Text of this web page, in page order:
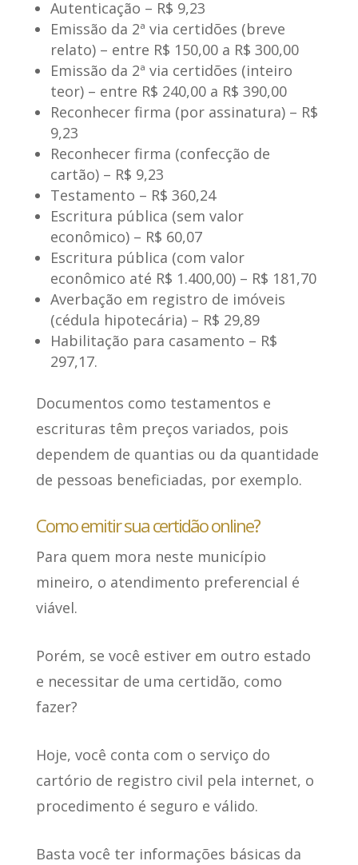
Autenticação – R$ 9,23
Emissão da 2ª via certidões (breve
relato)– entre R$ 150,00 a R$ 300,00
Emissão da 2ª via certidões (inteiro
teor)– entre R$ 240,00 a R$ 390,00
Reconhecer firma (por assinatura)– R$
9,23
Reconhecer firma (confecção de
cartão)– R$ 9,23
Testamento – R$ 360,24
Escritura pública (sem valor
econômico)– R$ 60,07
Escritura pública (com valor
econômico até R$ 1.400,00)– R$ 181,70
Averbação em registro de imóveis
(cédula hipotecária)– R$ 29,89
Habilitação para casamento – R$
297,17.
Documentos como testamentos e
escrituras têm preços variados, pois
dependem de quantias ou da quantidade
de pessoas beneficiadas, por exemplo.
Como emitir sua certidão online?
Para quem mora neste município
mineiro, o atendimento preferencial é
viável.
Porém, se você estiver em outro estado
e necessitar de uma certidão, como
fazer?
Hoje, você conta com o serviço do
cartório de registro civil pela internet, o
procedimento é seguro e válido.
Basta você ter informações básicas da